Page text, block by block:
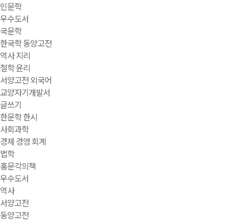
인문학
우수도서
국문학
한국학 동양고전
역사 지리
철학 윤리
서양고전 외국어
교양자기개발서
글쓰기
한문학 한시
사회과학
경제 경영 회계
법학
홍문각의책
우수도서
역사
서양고전
동양고전